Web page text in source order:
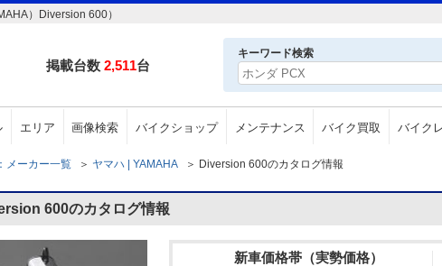
）Diversion 600）
掲載台数 2,511台
キーワード検索
エリア 画像検索 バイクショップ メンテナンス バイク買取 バイク
メーカー一覧 ＞ ヤマハ | YAMAHA ＞ Diversion 600のカタログ情報
600のカタログ情報
新車価格帯（実勢価格）